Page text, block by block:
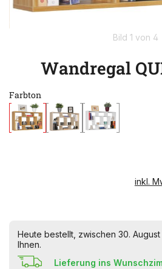
Bild 1 von 4
Wandregal
Farbton
inkl.
Heute bestellt, zwischen 30.
Ihnen.
Lieferung ins